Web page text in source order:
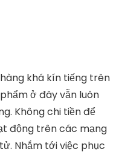
khá kín tiếng trên
ở đây vẫn luôn
Không chi tiền để
động trên các mạng
Nhắm tới việc phục